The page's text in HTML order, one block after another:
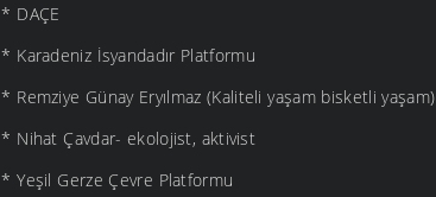
* DAÇE
* Karadeniz İsyandadır Platformu
* Remziye Günay Eryılmaz (Kaliteli yaşam bisketli yaşam)
* Nihat Çavdar- ekolojist, aktivist
* Yeşil Gerze Çevre Platformu